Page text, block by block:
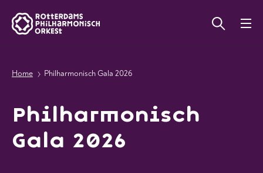
Home Philharmonisch Gala 2026
Philharmonisch
Gala 2026